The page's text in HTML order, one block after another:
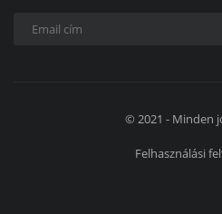
© 2021 - Minden
Felhasználási